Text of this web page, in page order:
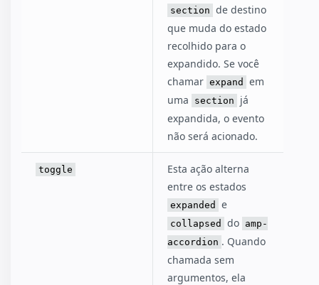
section de destino
que muda do estado
recolhido para o
expandido. Se você
chamar expand
em
uma
section
já
expandida, o evento
não será acionado.
toggle
Esta ação alterna
entre os estados
expanded e
collapsed do amp-
accordion . Quando
chamada sem
argumentos, ela